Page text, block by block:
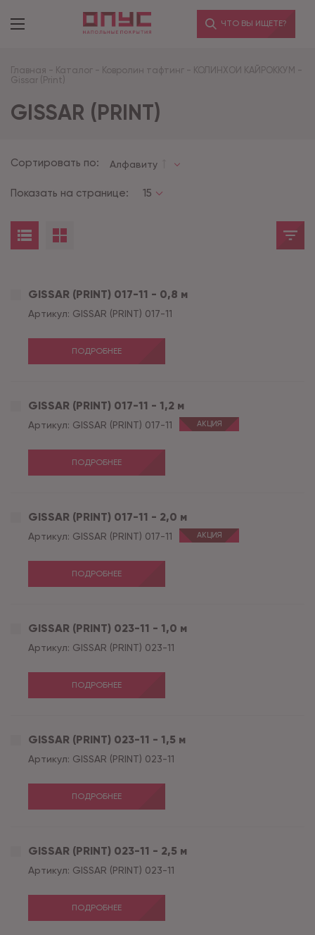
ЧТО ВЫ ИЩЕТЕ?
Главная - Каталог - Ковролин тафтинг - КОЛИНХОИ КАЙРОККУМ -
Gissar (Print)
GISSAR (PRINT)
Сортировать по: Алфавиту
Показать на странице: 15
GISSAR (PRINT) 017-11 - 0,8 м
Артикул: GISSAR (PRINT) 017-11
ПОДРОБНЕЕ
GISSAR (PRINT) 017-11 - 1,2 м
Артикул: GISSAR (PRINT) 017-11 АКЦИЯ
ПОДРОБНЕЕ
GISSAR (PRINT) 017-11 - 2,0 м
Артикул: GISSAR (PRINT) 017-11 АКЦИЯ
ПОДРОБНЕЕ
GISSAR (PRINT) 023-11 - 1,0 м
Артикул: GISSAR (PRINT) 023-11
ПОДРОБНЕЕ
GISSAR (PRINT) 023-11 - 1,5 м
Артикул: GISSAR (PRINT) 023-11
ПОДРОБНЕЕ
GISSAR (PRINT) 023-11 - 2,5 м
Артикул: GISSAR (PRINT) 023-11
ПОДРОБНЕЕ